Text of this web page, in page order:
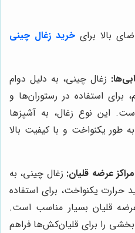
بالا برای خرید زغال چینی
زغال چینی، به دلیل دوام
برای استفاده در رستوران‌ها و
این نوع زغال، به آشپزها
طور یکنواخت و با کیفیت بالا
عرضه قلیان: زغال چینی، به
حرارت یکنواخت، برای استفاده
قلیان بسیار مناسب است.
را برای قلیان‌کش‌ها فراهم